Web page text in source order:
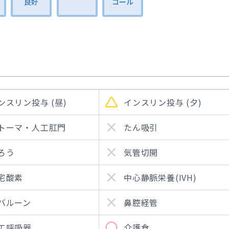
スリン投与 (昼) インスリン投与 (夕)
ーマ・人工肛門 たん吸引
う 気管切開
酸素 中心静脈栄養(IVH)
ルーン 鼻腔経管